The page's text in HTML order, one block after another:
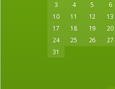
3
4 5 6
10
11 12 13
17 18 19 20
24 25 26 27
31